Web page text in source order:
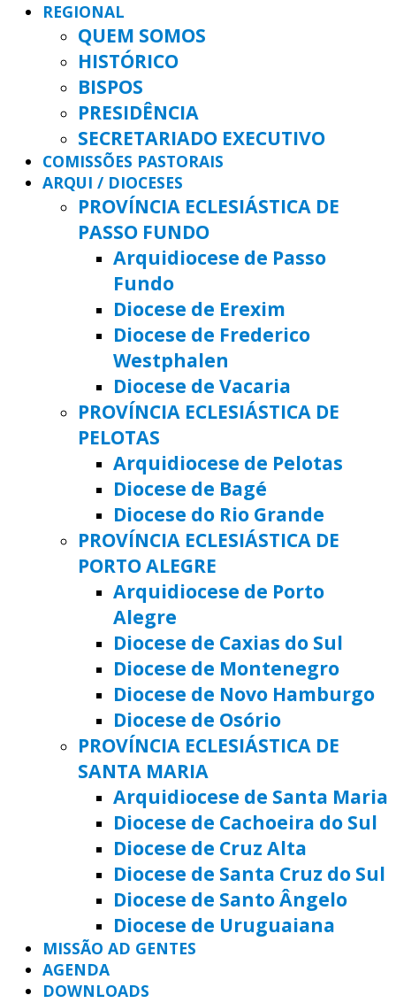
REGIONAL
QUEM SOMOS
HISTÓRICO
BISPOS
PRESIDÊNCIA
SECRETARIADO EXECUTIVO
COMISSÕES PASTORAIS
ARQUI / DIOCESES
PROVÍNCIA ECLESIÁSTICA DE
PASSO FUNDO
Arquidiocese de Passo
Fundo
Diocese de Erexim
Diocese de Frederico
Westphalen
Diocese de Vacaria
PROVÍNCIA ECLESIÁSTICA DE
PELOTAS
Arquidiocese de Pelotas
Diocese de Bagé
Diocese do Rio Grande
PROVÍNCIA ECLESIÁSTICA DE
PORTO ALEGRE
Arquidiocese de Porto
Alegre
Diocese de Caxias do Sul
Diocese de Montenegro
Diocese de Novo Hamburgo
Diocese de Osório
PROVÍNCIA ECLESIÁSTICA DE
SANTA MARIA
Arquidiocese de Santa Maria
Diocese de Cachoeira do Sul
Diocese de Cruz Alta
Diocese de Santa Cruz do Sul
Diocese de Santo Ângelo
Diocese de Uruguaiana
MISSÃO AD GENTES
AGENDA
DOWNLOADS